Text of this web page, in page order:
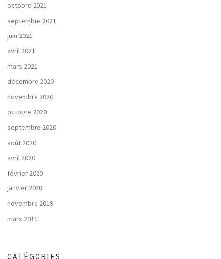
octobre 2021
septembre 2021
juin 2021
avril 2021
mars 2021
décembre 2020
novembre 2020
octobre 2020
septembre 2020
août 2020
avril 2020
février 2020
janvier 2020
novembre 2019
mars 2019
CATÉGORIES